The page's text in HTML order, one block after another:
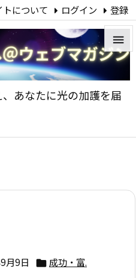
あなたに光の加護を届


メニ


次へ
トについて ログイン 登録
月9日  成功・富.